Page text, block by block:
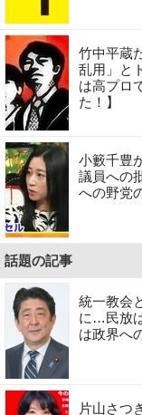
竹中平蔵
乱用」と
は高プロ
た！】
小籔千豊
議員への
への野党
話題の記事
統一教会
に…民放
は政界へ
片山さつ